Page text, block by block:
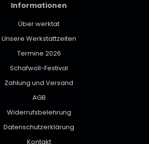
Informationen
Über werktat
Unsere Werkstattzeiten
Termine 2026
Schafwoll-Festival
Zahlung und Versand
AGB
Widerrufsbelehrung
Datenschutzerklärung
Kontakt